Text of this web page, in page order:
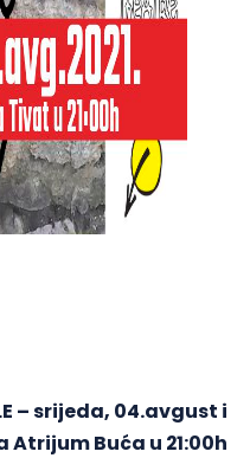
– srijeda, 04.avgust i
Buća u 21:00h